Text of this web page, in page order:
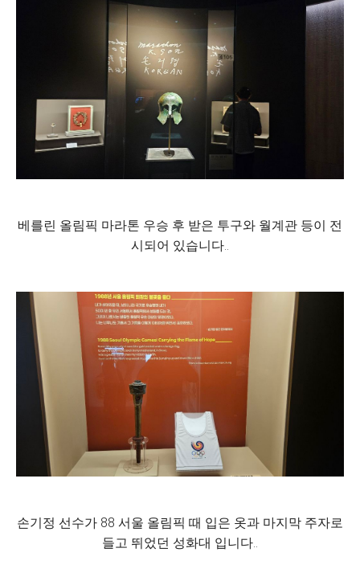
베를린 올림픽 마라톤 우승 후 받은 투구와 월계관 등이 전
시되어 있습니다..
손기정 선수가 88 서울 올림픽 때 입은 옷과 마지막 주자로
들고 뛰었던 성화대 입니다..